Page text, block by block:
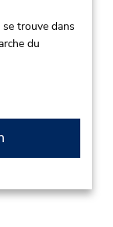
trouve dans
du